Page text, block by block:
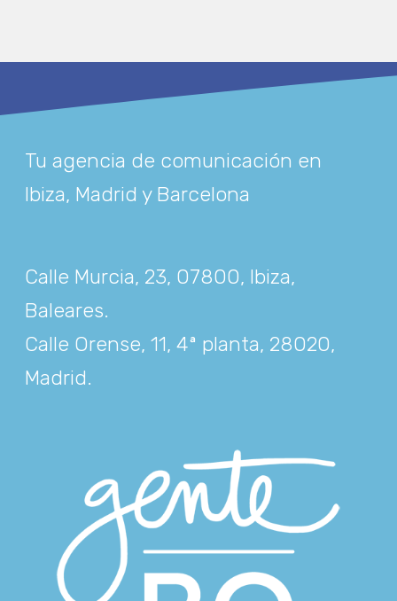
Tu agencia de comunicación en
Ibiza, Madrid y Barcelona
Calle Murcia, 23, 07800, Ibiza,
Baleares.
Calle Orense, 11, 4ª planta, 28020,
Madrid.